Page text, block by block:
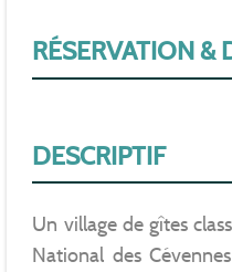
RÉSERVATION &
DESCRIPTIF
Un village de gîtes
National des